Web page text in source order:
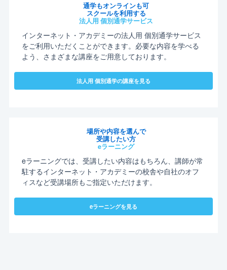
通学もオンラインも可
スクールを利用する
法人用 個別通学サービス
インターネット・アカデミーの法人用 個別通学サービス
をご利用いただくことができます。必要な内容を学べる
よう、さまざまな講座をご用意しております。
法人用 個別通学の講座を見る
場所や内容を選んで
受講したい方
eラーニング
eラーニングでは、受講したい内容はもちろん、講師が常
駐するインターネット・アカデミーの校舎や自社のオフ
ィスなど受講場所もご指定いただけます。
eラーニングを見る